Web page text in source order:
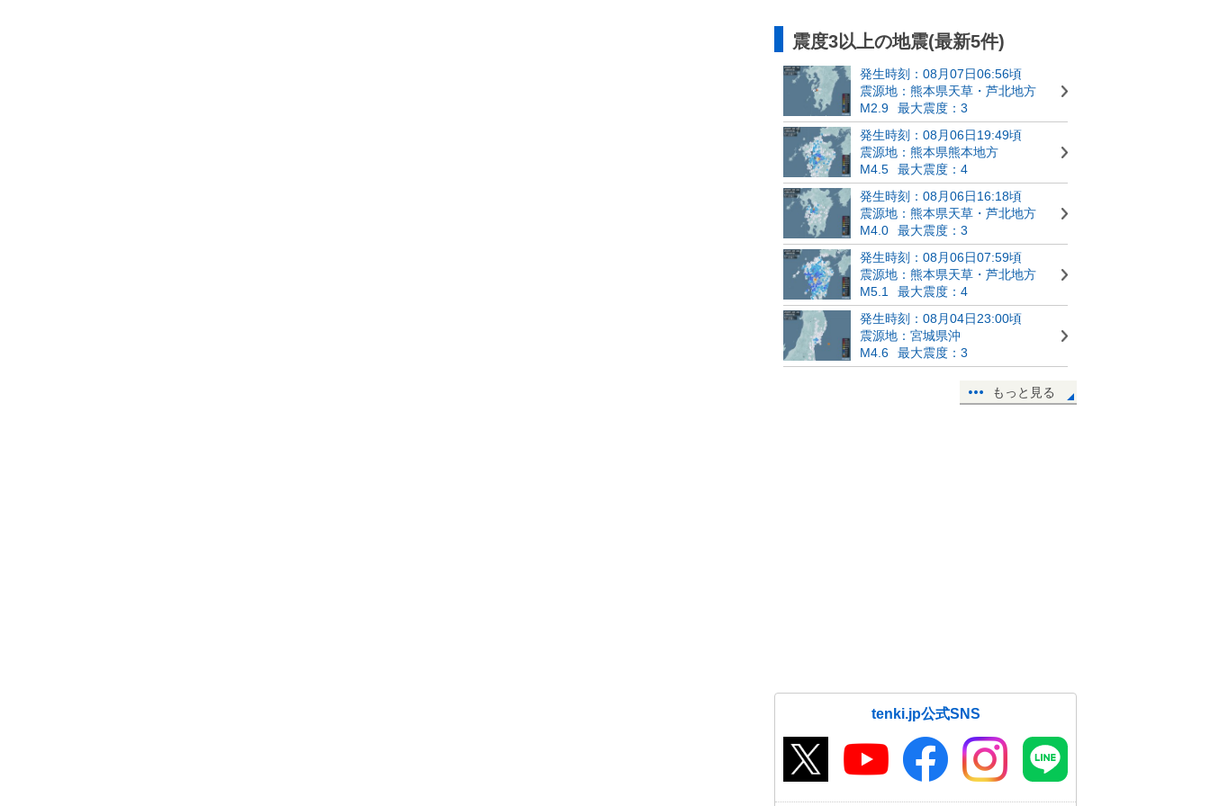
震度3以上の地震(最新5件)
発生時刻：08月07日06:56頃
震源地：熊本県天草・芦北地方
M2.9
最大震度：3
発生時刻：08月06日19:49頃
震源地：熊本県熊本地方
M4.5
最大震度：4
発生時刻：08月06日16:18頃
震源地：熊本県天草・芦北地方
M4.0
最大震度：3
発生時刻：08月06日07:59頃
震源地：熊本県天草・芦北地方
M5.1
最大震度：4
発生時刻：08月04日23:00頃
震源地：宮城県沖
M4.6
最大震度：3
もっと見る
tenki.jp公式SNS